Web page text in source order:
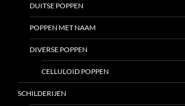
DUITSE POPPEN
POPPEN MET NAAM
DIVERSE POPPEN
CELLULOID POPPEN
SCHILDERIJEN